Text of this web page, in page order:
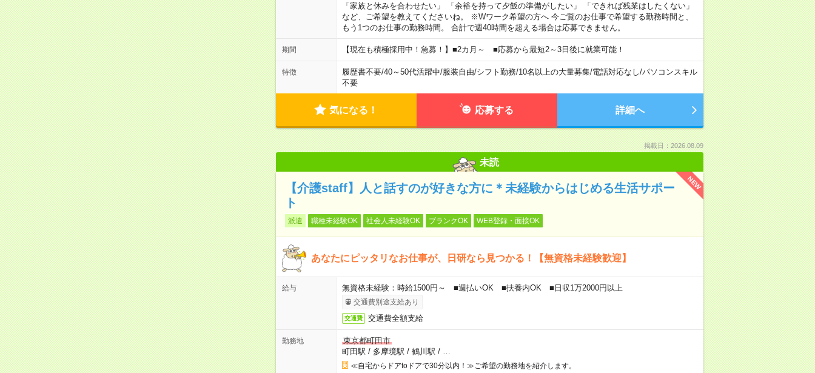
「家族と休みを合わせたい」 「余裕を持って夕飯の準備がしたい」 「できれば残業はしたくない」
など、ご希望を教えてくださいね。 ※Wワーク希望の方へ 今ご覧のお仕事で希望する勤務時間と、
もう1つのお仕事の勤務時間。 合計で週40時間を超える場合は応募できません。
期間 【現在も積極採用中！急募！】■2カ月～ ■応募から最短2～3日後に就業可能！
特徴 履歴書不要/40～50代活躍中/服装自由/シフト勤務/10名以上の大量募集/電話対応なし/パソコンスキル
不要
気になる！ 応募する 詳細へ
掲載日：2026.08.09
未読
NEW
【介護staff】人と話すのが好きな方に＊未経験からはじめる生活サポー
ト
派遣 職種未経験OK 社会人未経験OK ブランクOK WEB登録・面接OK
あなたにピッタリなお仕事が、日研なら見つかる！【無資格未経験歓迎】
給与 無資格未経験：時給1500円～ ■週払いOK ■扶養内OK ■日収1万2000円以上
交通費別途支給あり
交通費 交通費全額支給
勤務地
東京都町田市
町田駅 / 多摩境駅 / 鶴川駅 /
≪自宅からドアtoドアで30分以内！≫ご希望の勤務地を紹介します。